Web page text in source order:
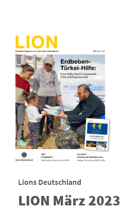
Lions Deutschland
LION März 2023